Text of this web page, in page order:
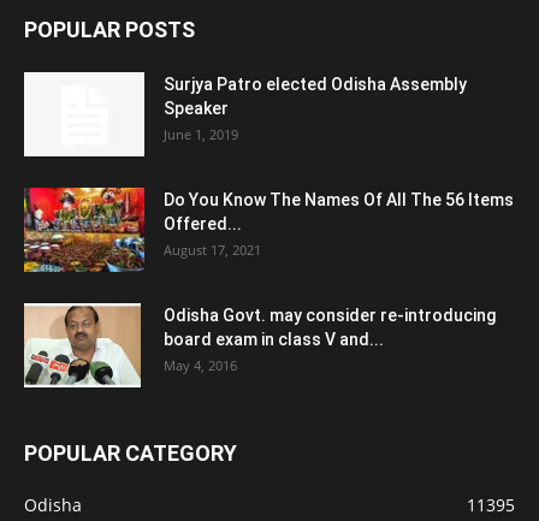
POPULAR POSTS
Surjya Patro elected Odisha Assembly
Speaker
June 1, 2019
Do You Know The Names Of All The 56 Items
Offered...
August 17, 2021
Odisha Govt. may consider re-introducing
board exam in class V and...
May 4, 2016
POPULAR CATEGORY
Odisha
11395